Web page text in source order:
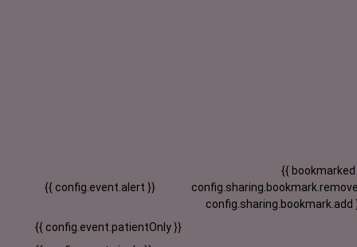
{{ config.event.alert }}
{{ bookmarked
config.sharing.bookmark.add
{{ config.event.patientOnly }}